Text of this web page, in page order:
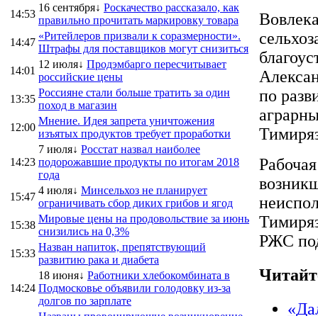
14:53
16 сентября↓ Роскачество рассказало, как
правильно прочитать маркировку товара
14:47
«Ритейлеров призвали к соразмерности».
Штрафы для поставщиков могут снизиться
14:01
12 июля↓ Продэмбарго пересчитывает
российские цены
13:35
Россияне стали больше тратить за один
поход в магазин
12:00
Мнение. Идея запрета уничтожения
изъятых продуктов требует проработки
14:23
7 июля↓ Росстат назвал наиболее
подорожавшие продукты по итогам 2018
года
15:47
4 июля↓ Минсельхоз не планирует
ограничивать сбор диких грибов и ягод
15:38
Мировые цены на продовольствие за июнь
снизились на 0,3%
15:33
Назван напиток, препятствующий
развитию рака и диабета
14:24
18 июня↓ Работники хлебокомбината в
Подмосковье объявили голодовку из-за
долгов по зарплате
по
РЖС